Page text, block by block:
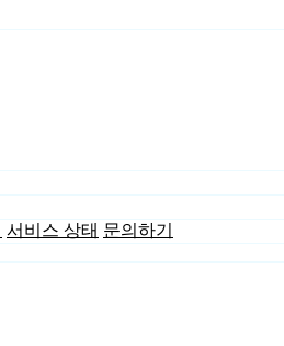
서비스 상태 문의하기